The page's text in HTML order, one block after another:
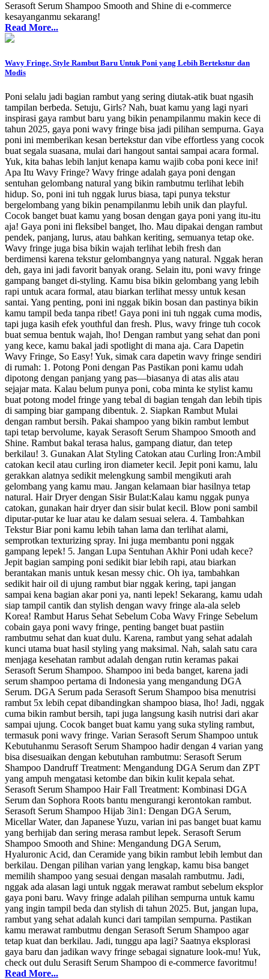
Serasoft Serum Shampoo Smooth and Shine di e-commerce
kesayanganmu sekarang!
Read More...
Wavy Fringe, Style Rambut Baru Untuk Poni yang Lebih Bertekstur dan
Modis
Poni selalu jadi bagian rambut yang sering diutak-atik buat ngasih
tampilan berbeda. Setuju, Girls? Nah, buat kamu yang lagi nyari
inspirasi gaya rambut baru yang bikin penampilanmu makin kece di
tahun 2025, gaya poni wavy fringe bisa jadi pilihan sempurna. Gaya
poni ini memberikan kesan bertekstur dan vibe effortless yang cocok
buat segala suasana, mulai dari hangout santai sampai acara formal.
Yuk, kita bahas lebih lanjut kenapa kamu wajib coba poni kece ini!
Apa Itu Wavy Fringe? Wavy fringe adalah gaya poni dengan
sentuhan gelombang natural yang bikin rambutmu terlihat lebih
hidup. So, poni ini tuh nggak lurus biasa, tapi punya tekstur
bergelombang yang bikin penampilanmu lebih unik dan playful.
Cocok banget buat kamu yang bosan dengan gaya poni yang itu-itu
aja! Gaya poni ini fleksibel banget, lho. Mau dipakai dengan rambut
pendek, panjang, lurus, atau bahkan keriting, semuanya tetap oke.
Wavy fringe juga bisa bikin wajah terlihat lebih fresh dan
berdimensi karena tekstur gelombangnya yang natural. Nggak heran
deh, gaya ini jadi favorit banyak orang. Selain itu, poni wavy fringe
gampang banget di-styling. Kamu bisa bikin gelombang yang lebih
rapi untuk acara formal, atau biarkan terlihat messy untuk kesan
santai. Yang penting, poni ini nggak bikin bosan dan pastinya bikin
kamu tampil beda tanpa ribet! Gaya poni ini tuh nggak cuma modis,
tapi juga kasih efek youthful dan fresh. Plus, wavy fringe tuh cocok
buat semua bentuk wajah, lho! Dengan rambut yang sehat dan poni
yang kece, kamu bakal jadi spotlight di mana aja. Cara Dapetin
Wavy Fringe, So Easy! Yuk, simak cara dapetin wavy fringe sendiri
di rumah: 1. Potong Poni dengan Pas Pastikan poni kamu udah
dipotong dengan panjang yang pas—biasanya di atas alis atau
sejajar mata. Kalau belum punya poni, coba minta ke stylist kamu
buat potong model fringe yang tebal di bagian tengah dan lebih tipis
di samping biar gampang dibentuk. 2. Siapkan Rambut Mulai
dengan rambut bersih. Pakai shampoo yang bikin rambut lembut
tapi tetap bervolume, kayak Serasoft Serum Shampoo Smooth and
Shine. Rambut bakal terasa halus, gampang diatur, dan tetep
berkilau! 3. Gunakan Alat Styling Catokan atau Curling Iron:Ambil
catokan kecil atau curling iron diameter kecil. Jepit poni kamu, lalu
gerakkan alatnya sedikit melengkung sambil mengikuti arah
gelombang yang kamu mau. Jangan kelamaan biar hasilnya tetap
natural. Hair Dryer dengan Sisir Bulat:Kalau kamu nggak punya
catokan, gunakan hair dryer dan sisir bulat kecil. Blow poni sambil
diputar-putar ke luar atau ke dalam sesuai selera. 4. Tambahkan
Tekstur Biar poni kamu lebih tahan lama dan terlihat alami,
semprotkan texturizing spray. Ini juga membantu poni nggak
gampang lepek! 5. Jangan Lupa Sentuhan Akhir Poni udah kece?
Jepit bagian samping poni sedikit biar lebih rapi, atau biarkan
berantakan manis untuk kesan messy chic. Oh iya, tambahkan
sedikit hair oil di ujung rambut biar nggak kering, tapi jangan
sampai kena bagian akar poni ya, nanti lepek! Sekarang, kamu udah
siap tampil cantik dan stylish dengan wavy fringe ala-ala seleb
Korea! Rambut Harus Sehat Sebelum Coba Wavy Fringe Sebelum
cobain gaya poni wavy fringe, penting banget buat pastiin
rambutmu sehat dan kuat dulu. Karena, rambut yang sehat adalah
kunci utama buat hasil styling yang maksimal. Nah, salah satu cara
menjaga kesehatan rambut adalah dengan rutin keramas pakai
Serasoft Serum Shampoo. Shampoo ini beda banget, karena jadi
serum shampoo pertama di Indonesia yang mengandung DGA
Serum. DGA Serum pada Serasoft Serum Shampoo bisa menutrisi
rambut 5x lebih cepat dibandingkan shampoo biasa, lho! Jadi, nggak
cuma bikin rambut bersih, tapi juga langsung kasih nutrisi dari akar
sampai ujung. Cocok banget buat kamu yang suka styling rambut,
termasuk poni wavy fringe. Varian Serasoft Serum Shampoo untuk
Kebutuhanmu Serasoft Serum Shampoo hadir dengan 4 varian yang
bisa disesuaikan dengan kebutuhan rambutmu: Serasoft Serum
Shampoo Dandruff Treatment: Mengandung DGA Serum dan ZPT
yang ampuh mengatasi ketombe dan bikin kulit kepala sehat.
Serasoft Serum Shampoo Hair Fall Treatment: Kombinasi DGA
Serum dan Sophora Roots bantu mengurangi kerontokan rambut.
Serasoft Serum Shampoo Hijab 3in1: Dengan DGA Serum,
Micellar Water, dan Japanese Yuzu, varian ini pas banget buat kamu
yang berhijab dan sering merasa rambut lepek. Serasoft Serum
Shampoo Smooth and Shine: Mengandung DGA Serum,
Hyaluronic Acid, dan Ceramide yang bikin rambut lebih lembut dan
berkilau. Dengan pilihan varian yang lengkap, kamu bisa banget
memilih shampoo yang sesuai dengan masalah rambutmu. Jadi,
nggak ada alasan lagi untuk nggak merawat rambut sebelum eksplor
gaya poni baru. Wavy fringe adalah pilihan sempurna untuk kamu
yang ingin tampil beda dan stylish di tahun 2025. But, jangan lupa,
rambut yang sehat adalah kunci dari tampilan sempurna. Pastikan
kamu merawat rambutmu dengan Serasoft Serum Shampoo agar
tetap kuat dan berkilau. Jadi, tunggu apa lagi? Saatnya eksplorasi
gaya baru dan jadikan wavy fringe sebagai signature look-mu! Yuk,
check out dulu Serasift Serum Shampoo di e-commerce favoritmu!
Read More...